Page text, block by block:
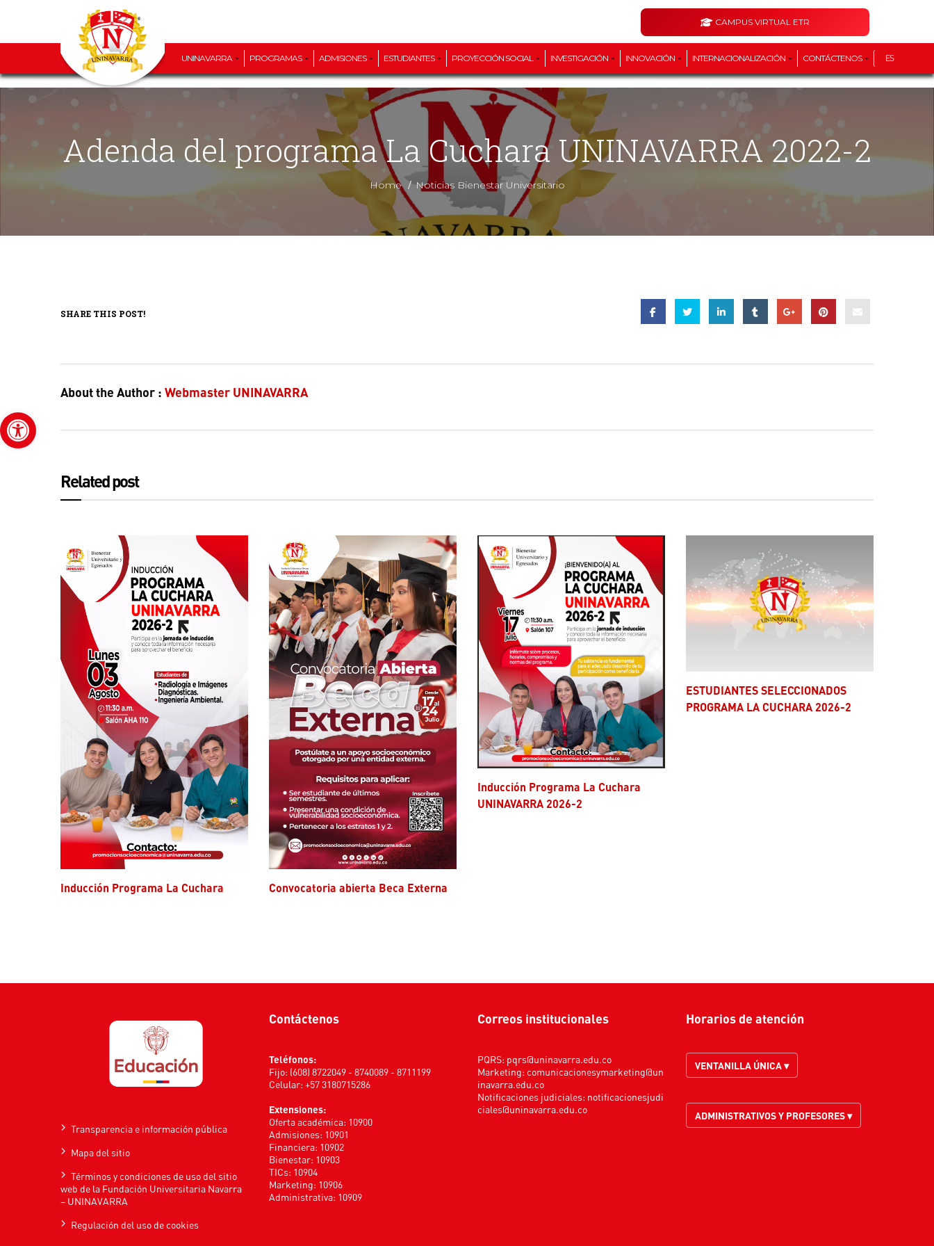
Abrir barra de herramientas
CAMPUS VIRTUAL ETR
UNINAVARRA PROGRAMAS ADMISIONES ESTUDIANTES PROYECCIÓN SOCIAL INVESTIGACIÓN INNOVACIÓN INTERNACIONALIZACIÓN CONTÁCTENOS ES
Adenda del programa La Cuchara UNINAVARRA 2022-2
Home/Noticias Bienestar Universitario
SHARE THIS POST!
About the Author : Webmaster UNINAVARRA
Related post
Inducción Programa La Cuchara Convocatoria abierta Beca Externa
Inducción Programa La Cuchara
UNINAVARRA 2026-2
ESTUDIANTES SELECCIONADOS
PROGRAMA LA CUCHARA 2026-2
Transparencia e información pública
Mapa del sitio
Términos y condiciones de uso del sitio
web de la Fundación Universitaria Navarra
– UNINAVARRA
Regulación del uso de cookies
Contáctenos
Teléfonos:
Fijo: (608) 8722049 - 8740089 - 8711199
Celular: +57 3180715286
Extensiones:
Oferta académica: 10900
Admisiones: 10901
Financiera: 10902
Bienestar: 10903
TICs: 10904
Marketing: 10906
Administrativa: 10909
Correos institucionales
PQRS: pqrs@uninavarra.edu.co
Marketing: comunicacionesymarketing@un
inavarra.edu.co
Notificaciones judiciales: notificacionesjudi
ciales@uninavarra.edu.co
Horarios de atención
VENTANILLA ÚNICA ▾
ADMINISTRATIVOS Y PROFESORES ▾